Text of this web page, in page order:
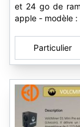
et 24 go de
apple - modèle
Particulier